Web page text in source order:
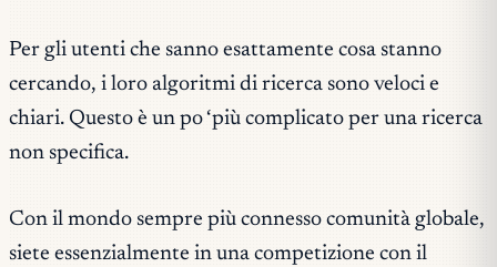
Per gli utenti che sanno esattamente cosa stanno
cercando, i loro algoritmi di ricerca sono veloci e
chiari. Questo è un po ‘più complicato per una ricerca
non specifica.
Con il mondo sempre più connesso comunità globale,
siete essenzialmente in una competizione con il